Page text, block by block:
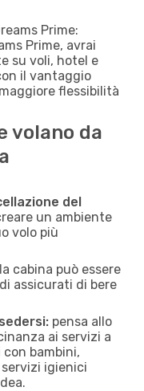
Prime:
Prime, avrai
su voli, hotel e
il vantaggio
flessibilità
volano da
del
un ambiente
volo più
cabina può essere
assicurati di bere
pensa allo
ai servizi a
con bambini,
igienici